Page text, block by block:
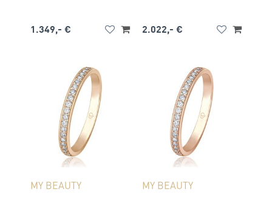
1.349,- € 2.022,- €
MY BEAUTY MY BEAUTY